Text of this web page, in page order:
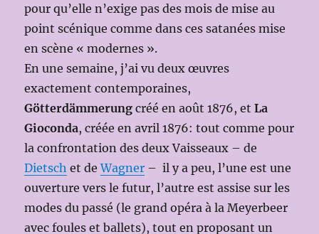
pour qu’elle n’exige pas des mois de mise au
point scénique comme dans ces satanées mise
en scène « modernes ».
En une semaine, j’ai vu deux œuvres
exactement contemporaines,
Götterdämmerung créé en août 1876, etLa
Gioconda, créée en avril 1876: tout comme pour
la confrontation des deux Vaisseaux – de
Dietsch et deWagner – il y a peu, l’une est une
ouverture vers le futur, l’autre est assise sur les
modes du passé (le grand opéra à la Meyerbeer
avec foules et ballets), tout en proposant un